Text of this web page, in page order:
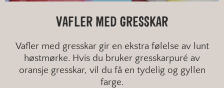
VAFLER MED GRESSKAR
Vafler med gresskar gir en ekstra følelse av lunt
høstmørke. Hvis du bruker gresskarpuré av
oransje gresskar, vil du få en tydelig og gyllen
farge.